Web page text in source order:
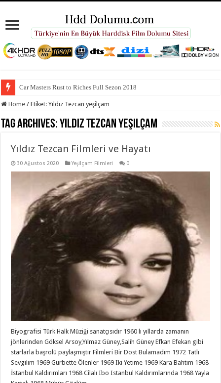
Car Masters Rust to Riches Full Sezon 2018
Home / Etiket:Yıldız Tezcan yeşilçam
Tag Archives:Yıldız Tezcan yeşilçam
Yıldız Tezcan Filmleri ve Hayatı
30 Ağustos 2020 Yeşilçam Filmleri 0
Biyografisi Türk Halk Müziği sanatçısıdır 1960 lı yıllarda zamanın
jönlerinden Göksel Arsoy,Yılmaz Güney,Salih Güney Efkan Efekan gibi
starlarla başrolü paylaşmıştır Filmleri Bir Dost Bulamadım 1972 Tatlı
Sevgilim 1969 Gurbette Ölenler 1969 Iki Yetime 1969 Kara Bahtım 1968
İstanbul Kaldırımları 1968 Cilalı Ibo Istanbul Kaldırımlarında 1968 Yayla